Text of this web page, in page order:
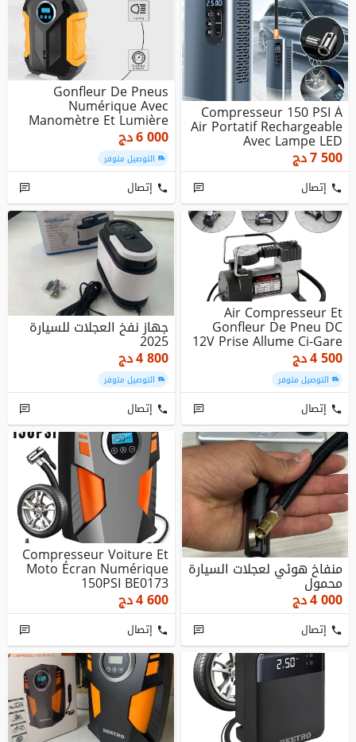
Compresseur 150 PSI À
Air Portatif Rechargeable
Avec Lampe LED
7 500دج
إتصال
Gonfleur De Pneus
Numérique Avec
Manomètre Et Lumière
LED 150 PSI
6 000دج
التوصيل متوفر
إتصال
Air Compresseur Et
Gonfleur De Pneu DC
12V Prise Allume Ci-Gare
4 500دج
التوصيل متوفر
إتصال
جهاز نفخ العجلات للسيارة
2025
4 800دج
التوصيل متوفر
إتصال
منفاخ هوئي لعجلات السيارة
محمول
4 000دج
إتصال
Compresseur Voiture Et
Moto Écran Numérique
150PSI BE0173
4 600دج
إتصال